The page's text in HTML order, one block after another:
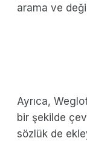
arama ve
Ayrıca,
bir şekilde
sözlük de